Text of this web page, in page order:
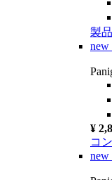
製
new
¥
コ
new